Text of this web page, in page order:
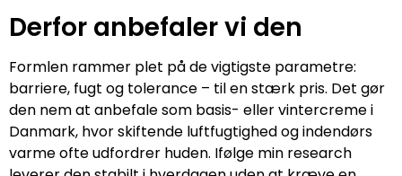
Derfor anbefaler vi den
Formlen rammer plet på de vigtigste parametre:
barriere, fugt og tolerance – til en stærk pris. Det gør
den nem at anbefale som basis- eller vintercreme i
Danmark, hvor skiftende luftfugtighed og indendørs
varme ofte udfordrer huden. Ifølge min research